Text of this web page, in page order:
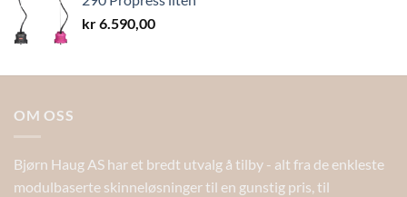
kr6.590,00
OM OSS
Bjørn Haug AS har et bredt utvalg å tilby - alt fra de enkleste
modulbaserte skinneløsninger til en gunstig pris, til